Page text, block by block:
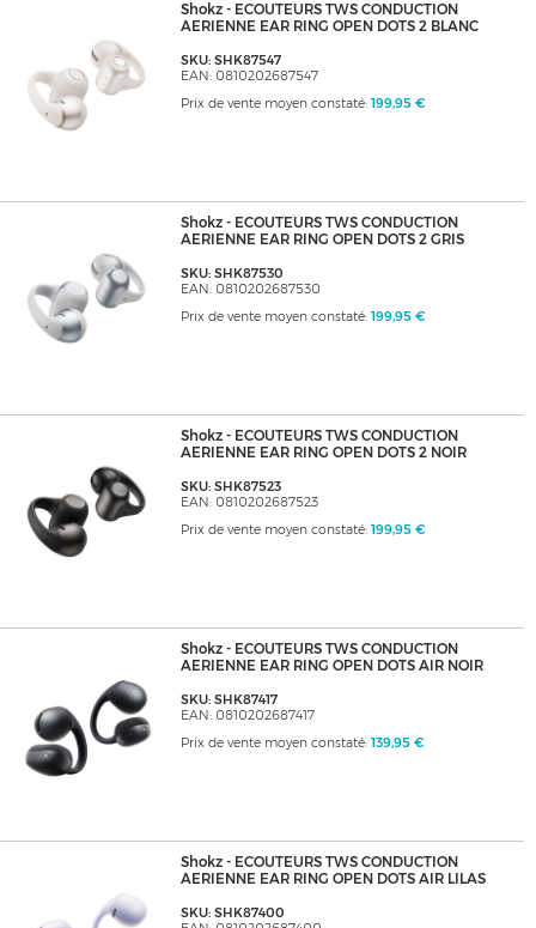
Shokz - ECOUTEURS TWS CONDUCTION
AERIENNE EAR RING OPEN DOTS 2 BLANC
SKU: SHK87547
EAN: 0810202687547
Prix de vente moyen constaté: 199,95 €
Shokz - ECOUTEURS TWS CONDUCTION
AERIENNE EAR RING OPEN DOTS 2 GRIS
SKU: SHK87530
EAN: 0810202687530
Prix de vente moyen constaté: 199,95 €
Shokz - ECOUTEURS TWS CONDUCTION
AERIENNE EAR RING OPEN DOTS 2 NOIR
SKU: SHK87523
EAN: 0810202687523
Prix de vente moyen constaté: 199,95 €
Shokz - ECOUTEURS TWS CONDUCTION
AERIENNE EAR RING OPEN DOTS AIR NOIR
SKU: SHK87417
EAN: 0810202687417
Prix de vente moyen constaté: 139,95 €
Shokz - ECOUTEURS TWS CONDUCTION
AERIENNE EAR RING OPEN DOTS AIR LILAS
SKU: SHK87400